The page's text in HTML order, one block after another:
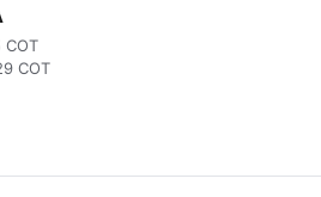
COT
COT